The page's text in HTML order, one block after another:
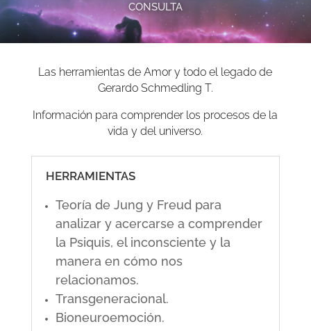
CONSULTA
Las herramientas de Amor y todo el legado de
Gerardo Schmedling T.
Información para comprender los procesos de la
vida y del universo.
HERRAMIENTAS
Teoría de Jung y Freud para
analizar y acercarse a comprender
la Psiquis, el inconsciente y la
manera en cómo nos
relacionamos.
Transgeneracional.
Bioneuroemoción.